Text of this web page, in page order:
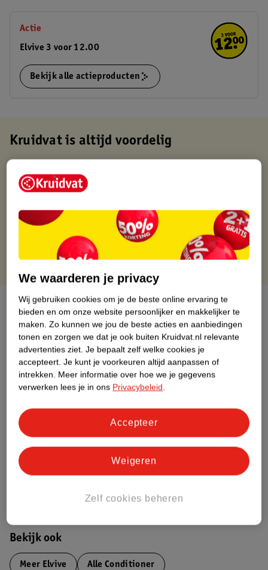
Actie
Elvive 3 voor 12.00
Bekijk alle actieproducten
Kruidvat is altijd voordelig
Op werkdagen voor 22:00 uur besteld, volgende dag in huis
Gratis retourneren binnen 30 dagen
Gratis punten met je Kruidvat kaart
Over dit product
Productinformatie
Etiketinformatie
Dit product heeft (nog) geen Nature
Meer informatie
Bestel & Bezorginformatie
Bekijk ook
Meer Elvive Alle Conditioner
We waarderen je privacy
Wij gebruiken cookies om je de beste online ervaring te
bieden en om onze website persoonlijker en makkelijker te
maken. Zo kunnen we jou de beste acties en aanbiedingen
tonen en zorgen we dat je ook buiten Kruidvat.nl relevante
advertenties ziet. Je bepaalt zelf welke cookies je
accepteert. Je kunt je voorkeuren altijd aanpassen of
intrekken. Meer informatie over hoe we je gegevens
verwerken lees je in ons Privacybeleid.
Zelf cookies beheren
Weigeren
Accepteer